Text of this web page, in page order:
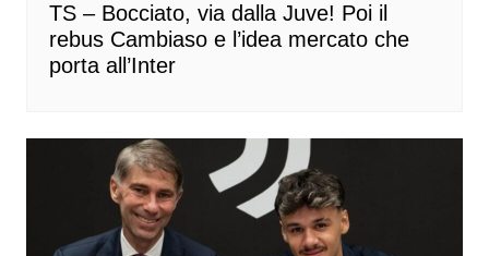
TS – Bocciato, via dalla Juve! Poi il
rebus Cambiaso e l’idea mercato che
porta all’Inter